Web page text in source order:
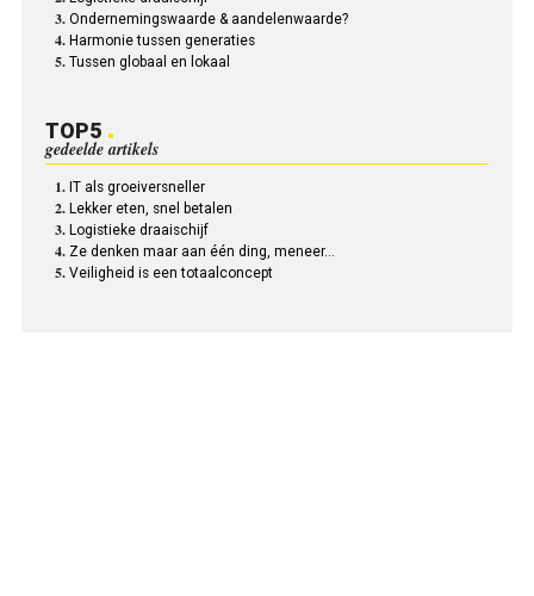
Ondernemingswaarde & aandelenwaarde?
Harmonie tussen generaties
Tussen globaal en lokaal
TOP5
gedeelde artikels
IT als groeiversneller
Lekker eten, snel betalen
Logistieke draaischijf
Ze denken maar aan één ding, meneer…
Veiligheid is een totaalconcept